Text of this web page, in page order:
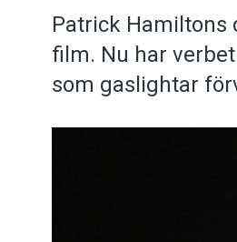
Patrick Hamiltons
film. Nu har
som gaslightar